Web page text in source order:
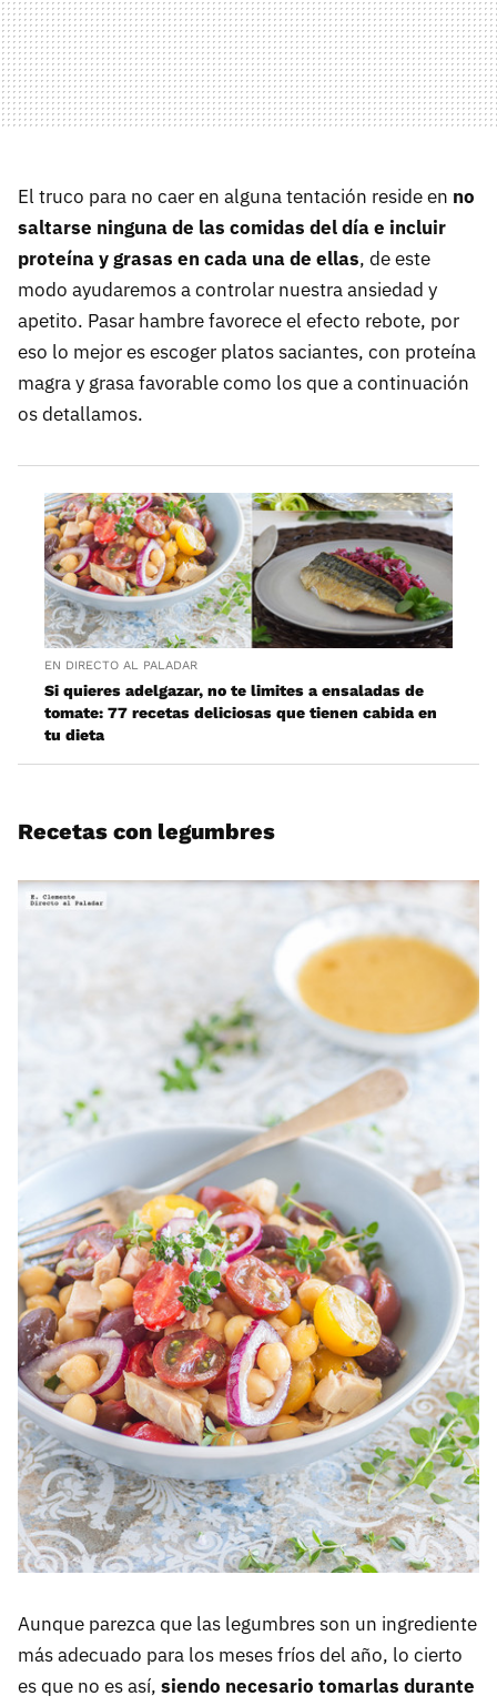
El truco para no caer en alguna tentación reside en no
saltarse ninguna de las comidas del día e incluir
proteína y grasas en cada una de ellas, de este
modo ayudaremos a controlar nuestra ansiedad y
apetito. Pasar hambre favorece el efecto rebote, por
eso lo mejor es escoger platos saciantes, con proteína
magra y grasa favorable como los que a continuación
os detallamos.
EN DIRECTO AL PALADAR
Si quieres adelgazar, no te limites a ensaladas de
tomate: 77 recetas deliciosas que tienen cabida en
tu dieta
Recetas con legumbres
Aunque parezca que las legumbres son un ingrediente
más adecuado para los meses fríos del año, lo cierto
es que no es así, siendo necesario tomarlas durante